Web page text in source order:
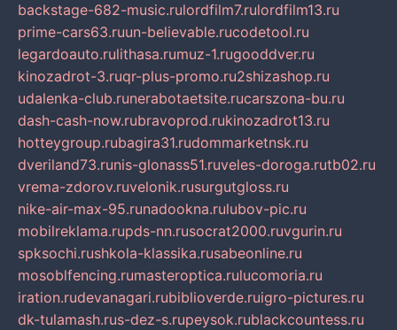
backstage-682-music.rulordfilm7.rulordfilm13.ru
prime-cars63.ruun-believable.rucodetool.ru
legardoauto.rulithasa.rumuz-1.rugooddver.ru
kinozadrot-3.ruqr-plus-promo.ru2shizashop.ru
udalenka-club.runerabotaetsite.rucarszona-bu.ru
dash-cash-now.rubravoprod.rukinozadrot13.ru
hotteygroup.rubagira31.rudommarketnsk.ru
dveriland73.runis-glonass51.ruveles-doroga.rutb02.ru
vrema-zdorov.ruvelonik.rusurgutgloss.ru
nike-air-max-95.runadookna.rulubov-pic.ru
mobilreklama.rupds-nn.rusocrat2000.ruvgurin.ru
spksochi.rushkola-klassika.rusabeonline.ru
mosoblfencing.rumasteroptica.rulucomoria.ru
iration.rudevanagari.rubiblioverde.ruigro-pictures.ru
dk-tulamash.rus-dez-s.rupeysok.rublackcountess.ru